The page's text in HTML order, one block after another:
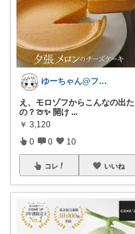
ゆーちゃん@フォロワーさまから購入💕
え、モロゾフからこんなの出た
の？🍈✨ 開け ...
￥ 3,120
0 0 10
コレ いいね